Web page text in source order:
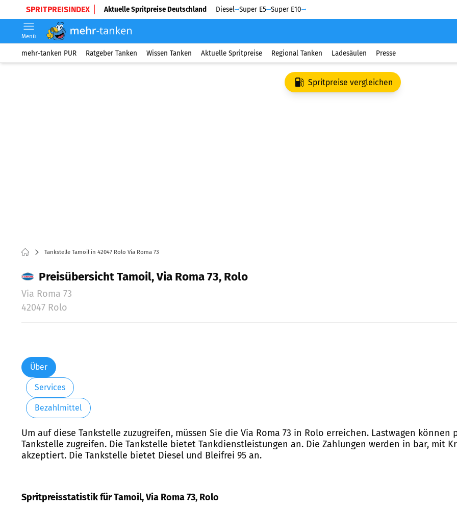
SPRITPREISINDEX Aktuelle Spritpreise Deutschland Diesel Super E5 Super E10
Menü
mehr-tanken PUR Ratgeber Tanken Wissen Tanken Aktuelle Spritpreise Regional Tanken Ladesäulen Presse
Spritpreise vergleichen
Tankstelle Tamoil in 42047 Rolo Via Roma 73
Preisübersicht Tamoil, Via Roma 73, Rolo
Via Roma 73
42047 Rolo
Über
Services
Bezahlmittel
Um auf diese Tankstelle zuzugreifen, müssen Sie die Via Roma 73 in Rolo erreichen. Lastwagen können
Tankstelle zugreifen. Die Tankstelle bietet Tankdienstleistungen an. Die Zahlungen werden in bar, mit
akzeptiert. Die Tankstelle bietet Diesel und Bleifrei 95 an.
Spritpreisstatistik für Tamoil, Via Roma 73, Rolo